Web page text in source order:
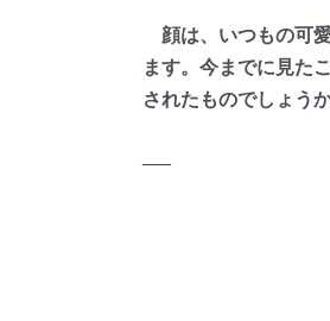
顔は、いつもの可
ます。今までに見た
されたものでしょ
—–